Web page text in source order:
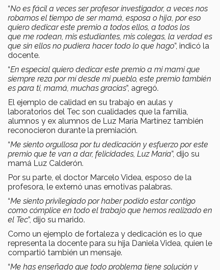
“No es fácil a veces ser profesor investigador, a veces nos
robamos el tiempo de ser mamá, esposa o hija, por eso
quiero dedicar este premio a todos ellos, a todos los
que me rodean, mis estudiantes, mis colegas, la verdad es
que sin ellos no pudiera hacer todo lo que hago”, indicó la
docente.
“En especial quiero dedicar este premio a mi mami que
siempre reza por mí desde mi pueblo, este premio también
es para ti, mamá, muchas gracias”, agregó.
El ejemplo de calidad en su trabajo en aulas y
laboratorios del Tec son cualidades que la familia,
alumnos y ex alumnos de Luz María Martínez también
reconocieron durante la premiación.
“Me siento orgullosa por tu dedicación y esfuerzo por este
premio que te van a dar, felicidades, Luz María”, dijo su
mamá Luz Calderón.
Por su parte, el doctor Marcelo Videa, esposo de la
profesora, le externó unas emotivas palabras.
“Me siento privilegiado por haber podido estar contigo
como cómplice en todo el trabajo que hemos realizado en
el Tec”, dijo su marido.
Como un ejemplo de fortaleza y dedicación es lo que
representa la docente para su hija Daniela Videa, quien le
compartió también un mensaje.
“Me has enseñado que todo problema tiene solución y